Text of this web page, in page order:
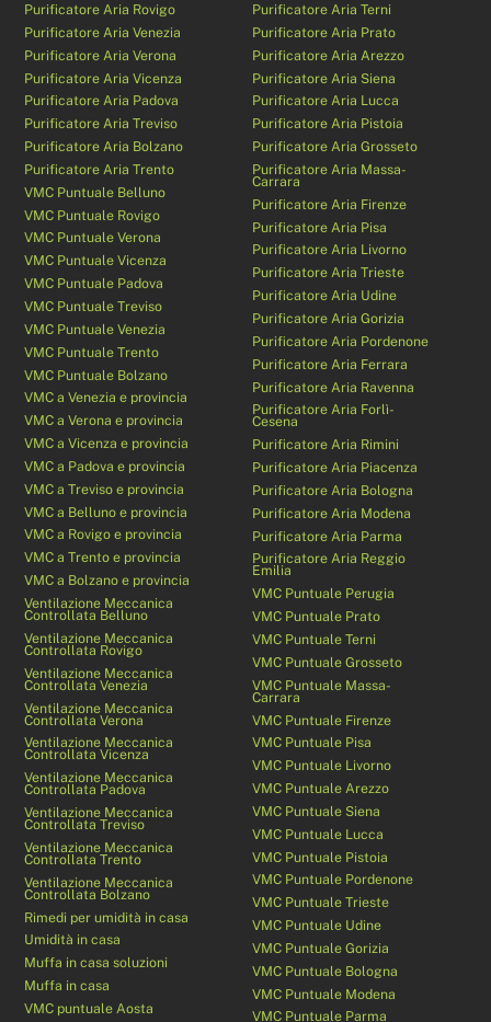
Purificatore Aria Rovigo
Purificatore Aria Venezia
Purificatore Aria Verona
Purificatore Aria Vicenza
Purificatore Aria Padova
Purificatore Aria Treviso
Purificatore Aria Bolzano
Purificatore Aria Trento
VMC Puntuale Belluno
VMC Puntuale Rovigo
VMC Puntuale Verona
VMC Puntuale Vicenza
VMC Puntuale Padova
VMC Puntuale Treviso
VMC Puntuale Venezia
VMC Puntuale Trento
VMC Puntuale Bolzano
VMC a Venezia e provincia
VMC a Verona e provincia
VMC a Vicenza e provincia
VMC a Padova e provincia
VMC a Treviso e provincia
VMC a Belluno e provincia
VMC a Rovigo e provincia
VMC a Trento e provincia
VMC a Bolzano e provincia
Ventilazione Meccanica
Controllata Belluno
Ventilazione Meccanica
Controllata Rovigo
Ventilazione Meccanica
Controllata Venezia
Ventilazione Meccanica
Controllata Verona
Ventilazione Meccanica
Controllata Vicenza
Ventilazione Meccanica
Controllata Padova
Ventilazione Meccanica
Controllata Treviso
Ventilazione Meccanica
Controllata Trento
Ventilazione Meccanica
Controllata Bolzano
Rimedi per umidità in casa
Umidità in casa
Muffa in casa soluzioni
Muffa in casa
VMC puntuale Aosta
Purificatore Aria Terni
Purificatore Aria Prato
Purificatore Aria Arezzo
Purificatore Aria Siena
Purificatore Aria Lucca
Purificatore Aria Pistoia
Purificatore Aria Grosseto
Purificatore Aria Massa-
Carrara
Purificatore Aria Firenze
Purificatore Aria Pisa
Purificatore Aria Livorno
Purificatore Aria Trieste
Purificatore Aria Udine
Purificatore Aria Gorizia
Purificatore Aria Pordenone
Purificatore Aria Ferrara
Purificatore Aria Ravenna
Purificatore Aria Forlì-
Cesena
Purificatore Aria Rimini
Purificatore Aria Piacenza
Purificatore Aria Bologna
Purificatore Aria Modena
Purificatore Aria Parma
Purificatore Aria Reggio
Emilia
VMC Puntuale Perugia
VMC Puntuale Prato
VMC Puntuale Terni
VMC Puntuale Grosseto
VMC Puntuale Massa-
Carrara
VMC Puntuale Firenze
VMC Puntuale Pisa
VMC Puntuale Livorno
VMC Puntuale Arezzo
VMC Puntuale Siena
VMC Puntuale Lucca
VMC Puntuale Pistoia
VMC Puntuale Pordenone
VMC Puntuale Trieste
VMC Puntuale Udine
VMC Puntuale Gorizia
VMC Puntuale Bologna
VMC Puntuale Modena
VMC Puntuale Parma